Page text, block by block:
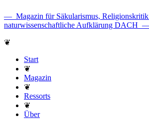
— Magazin für Säkularismus,
naturwissenschaftliche Aufklärung DACH
❦
Start
❦
Magazin
❦
Ressorts
❦
Über